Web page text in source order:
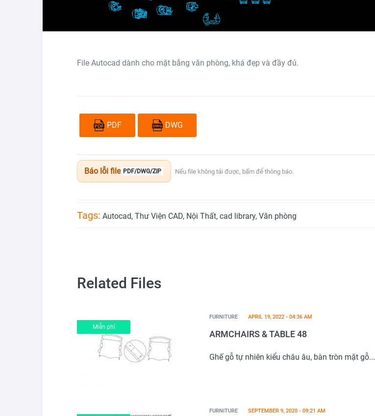
File Autocad dành cho mặt bằng văn phòng, khá đẹp và đầy đủ.
PDF DWG
Báo lỗi file PDF/DWG/ZIP Nếu file không tải được, bấm để thông báo.
Tags: Autocad, Thư Viện CAD, Nội Thất, cad library, Văn phòng
Related Files
Miễn phí
FURNITURE APRIL 19, 2022 - 04:36 AM
ARMCHAIRS & TABLE 48
Ghế gỗ tự nhiên kiểu châu âu, bàn tròn mặt gỗ...
FURNITURE SEPTEMBER 9, 2020 - 09:21 AM